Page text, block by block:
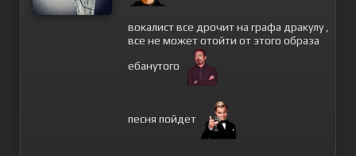
вокалист все дрочит на графа дракулу ,
все не может отойти от этого образа
ебанутого
песня пойдет